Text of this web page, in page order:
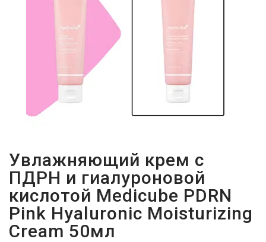
Увлажняющий крем с
ПДРН и гиалуроновой
кислотой Medicube PDRN
Pink Hyaluronic Moisturizing
Cream 50мл